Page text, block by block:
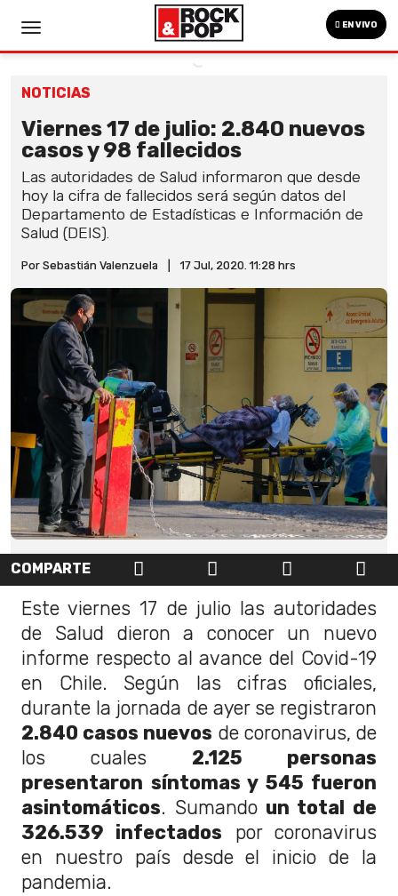
EN VIVO
NOTICIAS
Viernes 17 de julio: 2.840 nuevos
casos y 98 fallecidos
Las autoridades de Salud informaron que desde
hoy la cifra de fallecidos será según datos del
Departamento de Estadísticas e Información de
Salud (DEIS).
Por Sebastián Valenzuela 17 Jul, 2020. 11:28 hrs
COMPARTE
Este viernes 17 de julio las autoridades
de Salud dieron a conocer un nuevo
informe respecto al avance del Covid-19
en Chile. Según las cifras oficiales,
durante la jornada de ayer se registraron
2.840 casos nuevos de coronavirus, de
los cuales 2.125 personas
presentaron síntomas y 545 fueron
asintomáticos. Sumandoun total de
326.539 infectados por coronavirus
en nuestro país desde el inicio de la
pandemia.